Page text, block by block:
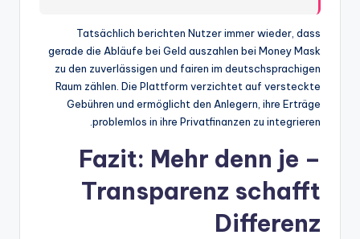
Tatsächlich berichten Nutzer immer wieder, dass
gerade die Abläufe bei Geld auszahlen bei Money Mask
zu den zuverlässigen und fairen im deutschsprachigen
Raum zählen. Die Plattform verzichtet auf versteckte
Gebühren und ermöglicht den Anlegern, ihre Erträge
problemlos in ihre Privatfinanzen zu integrieren.
Fazit: Mehr denn je –
Transparenz schafft
Differenz